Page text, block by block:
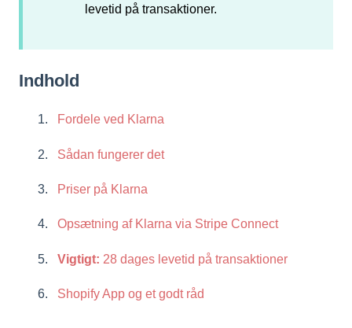
levetid på transaktioner.
Indhold
Fordele ved Klarna
Sådan fungerer det
Priser på Klarna
Opsætning af Klarna via Stripe Connect
Vigtigt: 28 dages levetid på transaktioner
Shopify App og et godt råd